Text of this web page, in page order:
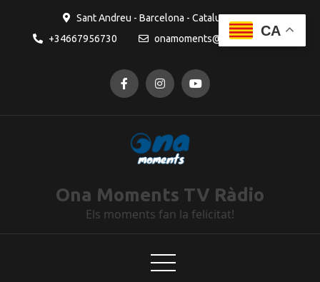
Sant Andreu - Barcelona - Catalunya
+34667956730
onamoments@gmail.com
Ona Moments TV Ràdio
Els moments fan la felicitat!
CA